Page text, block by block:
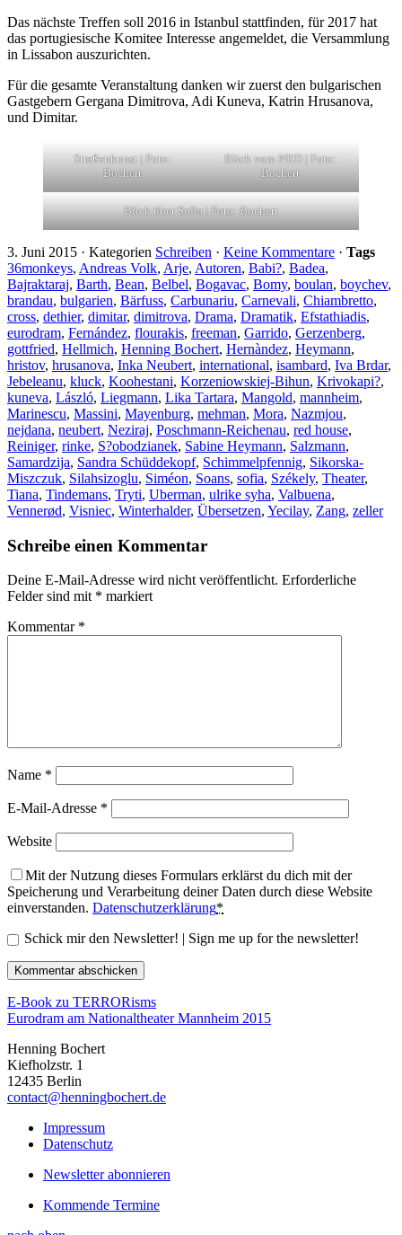
Das nächste Treffen soll 2016 in Istanbul stattfinden, für 2017 hat
das portugiesische Komitee Interesse angemeldet, die Versammlung
in Lissabon auszurichten.
Für die gesamte Veranstaltung danken wir zuerst den bulgarischen
Gastgebern Gergana Dimitrova, Adi Kuneva, Katrin Hrusanova,
und Dimitar.
Straßenkunst | Foto:
Bochert
Blick vom NKD | Foto:
Bochert
Blick über Sofia | Foto: Bochert
3. Juni 2015 · Kategorien Schreiben · Keine Kommentare · Tags
36monkeys, Andreas Volk, Arje, Autoren, Babi?, Badea,
Bajraktaraj, Barth, Bean, Belbel, Bogavac, Bomy, boulan, boychev,
brandau, bulgarien, Bärfuss, Carbunariu, Carnevali, Chiambretto,
cross, dethier, dimitar, dimitrova, Drama, Dramatik, Efstathiadis,
eurodram, Fernández, flourakis, freeman, Garrido, Gerzenberg,
gottfried, Hellmich, Henning Bochert, Hernàndez, Heymann,
hristov, hrusanova, Inka Neubert, international, isambard, Iva Brdar,
Jebeleanu, kluck, Koohestani, Korzeniowskiej-Bihun, Krivokapi?,
kuneva, László, Liegmann, Lika Tartara, Mangold, mannheim,
Marinescu, Massini, Mayenburg, mehman, Mora, Nazmjou,
nejdana, neubert, Neziraj, Poschmann-Reichenau, red house,
Reiniger, rinke, S?obodzianek, Sabine Heymann, Salzmann,
Samardzija, Sandra Schüddekopf, Schimmelpfennig, Sikorska-
Miszczuk, Silahsizoglu, Siméon, Soans, sofia, Székely, Theater,
Tiana, Tindemans, Tryti, Uberman, ulrike syha, Valbuena,
Vennerød, Visniec, Winterhalder, Übersetzen, Yecilay, Zang, zeller
Schreibe einen Kommentar
Deine E-Mail-Adresse wird nicht veröffentlicht. Erforderliche
Felder sind mit * markiert
Kommentar *
Name *
E-Mail-Adresse *
Website
Mit der Nutzung dieses Formulars erklärst du dich mit der
Speicherung und Verarbeitung deiner Daten durch diese Website
einverstanden. Datenschutzerklärung*
Schick mir den Newsletter! | Sign me up for the newsletter!
E-Book zu TERRORisms
Eurodram am Nationaltheater Mannheim 2015
Henning Bochert
Kiefholzstr. 1
12435 Berlin
contact@henningbochert.de
Impressum
Datenschutz
Newsletter abonnieren
Kommende Termine